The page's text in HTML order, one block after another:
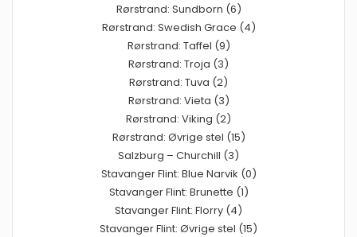
Rørstrand: Sundborn (6)
Rørstrand: Swedish Grace (4)
Rørstrand: Taffel (9)
Rørstrand: Troja (3)
Rørstrand: Tuva (2)
Rørstrand: Vieta (3)
Rørstrand: Viking (2)
Rørstrand: Øvrige stel (15)
Salzburg – Churchill (3)
Stavanger Flint: Blue Narvik (0)
Stavanger Flint: Brunette (1)
Stavanger Flint: Florry (4)
Stavanger Flint: Øvrige stel (15)